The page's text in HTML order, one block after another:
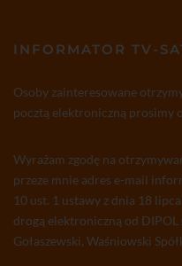
INFORMATOR TV-
Osoby zainteresowane
pocztą elektroniczną prosimy
Wyrażam zgodę na
przeze mnie adres e-mail
10 ust. 1 ustawy z dnia 18
drogą elektroniczną od DIPOL
Gołaszewski, Waśniowski